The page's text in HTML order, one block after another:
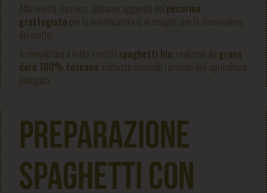
Alla ricetta classica, abbiamo aggiunto del pecorino
grattugiato per la mantecatura e, in scaglie, per la decorazione
del piatto.
A completare il tutto, i nostri spaghetti bio, realizzati da grano
duro 100% toscano, coltivato secondo i principi dell’agricoltura
biologica.
Preparazione
Spaghetti con